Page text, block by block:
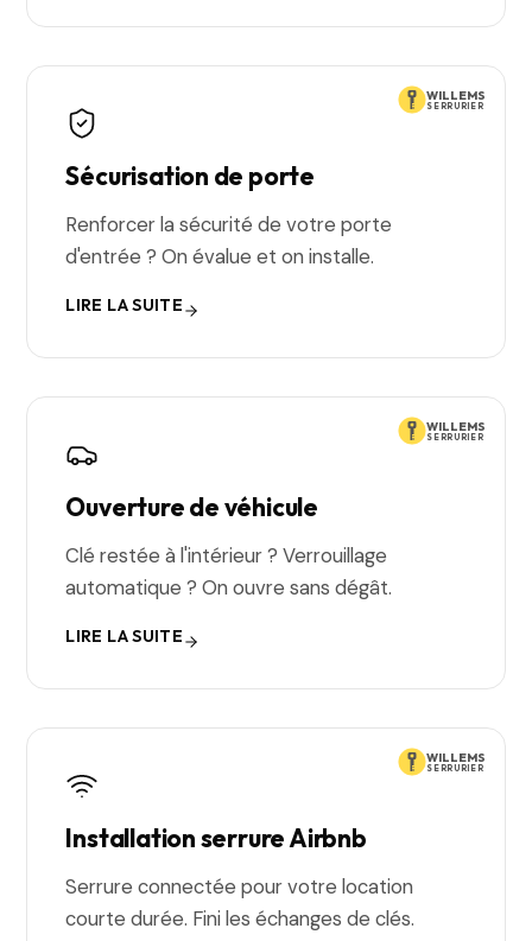
WILLEMS
SERRURIER
Sécurisation de porte
Renforcer la sécurité de votre porte
d'entrée ? On évalue et on installe.
LIRE LA SUITE
WILLEMS
SERRURIER
Ouverture de véhicule
Clé restée à l'intérieur ? Verrouillage
automatique ? On ouvre sans dégât.
LIRE LA SUITE
WILLEMS
SERRURIER
Installation serrure Airbnb
Serrure connectée pour votre location
courte durée. Fini les échanges de clés.